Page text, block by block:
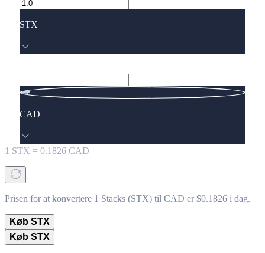
STX
CAD
1 STX = 0.1826 CAD
Prisen for at konvertere 1 Stacks (STX) til CAD er $0.1826 i dag.
Køb STX
Køb STX